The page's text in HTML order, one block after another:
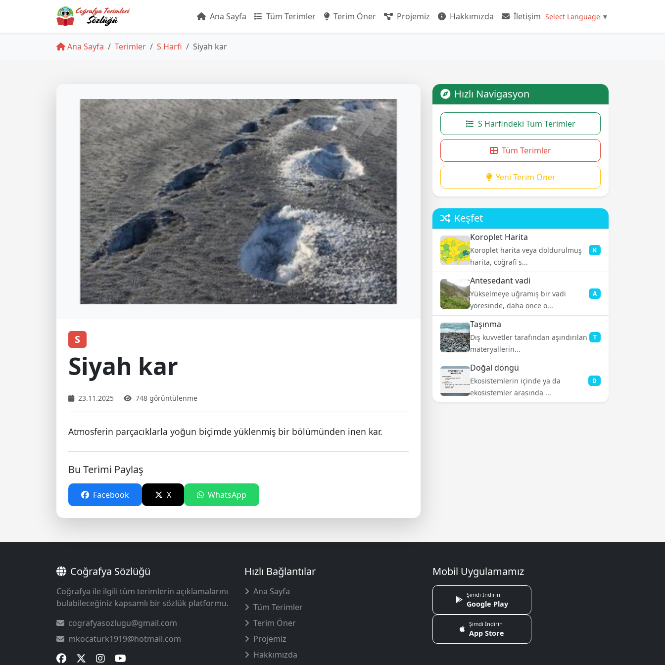
Ana Sayfa Tüm Terimler Terim Öner Projemiz Hakkımızda İletişim Select Language ▼
Ana Sayfa Terimler S Harfi Siyah kar
S
Siyah kar
23.11.2025 748 görüntülenme
Atmosferin parçacıklarla yoğun biçimde yüklenmiş bir bölümünden inen kar.
Bu Terimi Paylaş
Facebook X WhatsApp
Hızlı Navigasyon
S Harfindeki Tüm Terimler
Tüm Terimler
Yeni Terim Öner
Keşfet
Koroplet Harita
Koroplet harita veya doldurulmuş
harita, coğrafi s...
K
Antesedant vadi
Yükselmeye uğramış bir vadi
yöresinde, daha önce o...
A
Taşınma
Dış kuvvetler tarafından aşındırılan
materyallerin...
T
Doğal döngü
Ekosistemlerin içinde ya da
ekosistemler arasında ...
D
Coğrafya Sözlüğü
Coğrafya ile ilgili tüm terimlerin açıklamalarını
bulabileceğiniz kapsamlı bir sözlük platformu.
cografyasozlugu@gmail.com
mkocaturk1919@hotmail.com
Hızlı Bağlantılar
Ana Sayfa
Tüm Terimler
Terim Öner
Projemiz
Hakkımızda
Mobil Uygulamamız
Şimdi İndirin
Google Play
Şimdi İndirin
App Store